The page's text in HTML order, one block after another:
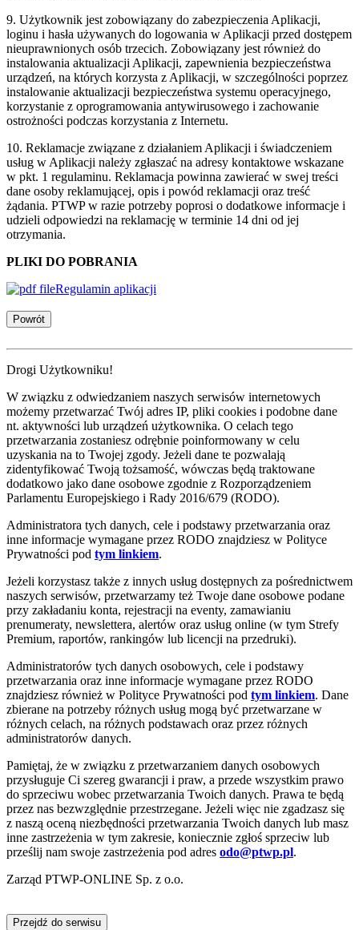
9. Użytkownik jest zobowiązany do zabezpieczenia Aplikacji,
loginu i hasła używanych do logowania w Aplikacji przed dostępem
nieuprawnionych osób trzecich. Zobowiązany jest również do
instalowania aktualizacji Aplikacji, zapewnienia bezpieczeństwa
urządzeń, na których korzysta z Aplikacji, w szczególności poprzez
instalowanie aktualizacji bezpieczeństwa systemu operacyjnego,
korzystanie z oprogramowania antywirusowego i zachowanie
ostrożności podczas korzystania z Internetu.
10. Reklamacje związane z działaniem Aplikacji i świadczeniem
usług w Aplikacji należy zgłaszać na adresy kontaktowe wskazane
w pkt. 1 regulaminu. Reklamacja powinna zawierać w swej treści
dane osoby reklamującej, opis i powód reklamacji oraz treść
żądania. PTWP w razie potrzeby poprosi o dodatkowe informacje i
udzieli odpowiedzi na reklamację w terminie 14 dni od jej
otrzymania.
PLIKI DO POBRANIA
Regulamin aplikacji
Powrót
Drogi Użytkowniku!
W związku z odwiedzaniem naszych serwisów internetowych
możemy przetwarzać Twój adres IP, pliki cookies i podobne dane
nt. aktywności lub urządzeń użytkownika. O celach tego
przetwarzania zostaniesz odrębnie poinformowany w celu
uzyskania na to Twojej zgody. Jeżeli dane te pozwalają
zidentyfikować Twoją tożsamość, wówczas będą traktowane
dodatkowo jako dane osobowe zgodnie z Rozporządzeniem
Parlamentu Europejskiego i Rady 2016/679 (RODO).
Administratora tych danych, cele i podstawy przetwarzania oraz
inne informacje wymagane przez RODO znajdziesz w Polityce
Prywatności pod tym linkiem.
Jeżeli korzystasz także z innych usług dostępnych za pośrednictwem
naszych serwisów, przetwarzamy też Twoje dane osobowe podane
przy zakładaniu konta, rejestracji na eventy, zamawianiu
prenumeraty, newslettera, alertów oraz usług online (w tym Strefy
Premium, raportów, rankingów lub licencji na przedruki).
Administratorów tych danych osobowych, cele i podstawy
przetwarzania oraz inne informacje wymagane przez RODO
znajdziesz również w Polityce Prywatności pod tym linkiem. Dane
zbierane na potrzeby różnych usług mogą być przetwarzane w
różnych celach, na różnych podstawach oraz przez różnych
administratorów danych.
Pamiętaj, że w związku z przetwarzaniem danych osobowych
przysługuje Ci szereg gwarancji i praw, a przede wszystkim prawo
do sprzeciwu wobec przetwarzania Twoich danych. Prawa te będą
przez nas bezwzględnie przestrzegane. Jeżeli więc nie zgadzasz się
z naszą oceną niezbędności przetwarzania Twoich danych lub masz
inne zastrzeżenia w tym zakresie, koniecznie zgłoś sprzeciw lub
prześlij nam swoje zastrzeżenia pod adres odo@ptwp.pl.
Zarząd PTWP-ONLINE Sp. z o.o.
Przejdź do serwisu